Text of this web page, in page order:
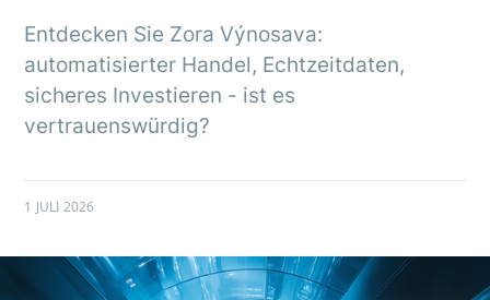
Entdecken Sie Zora Výnosava:
automatisierter Handel, Echtzeitdaten,
sicheres Investieren - ist es
vertrauenswürdig?
1 JULI 2026